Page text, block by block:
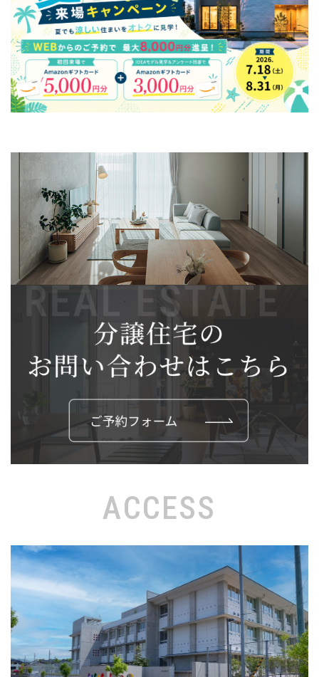
ACCESS